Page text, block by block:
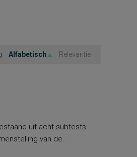
Alfabetisch Relevantie
uit acht subtests:
van de...